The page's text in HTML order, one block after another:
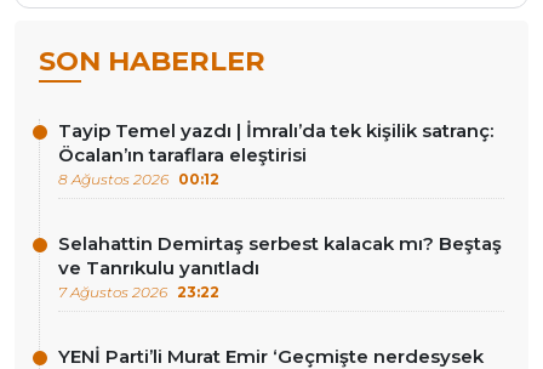
SON HABERLER
Tayip Temel yazdı | İmralı’da tek kişilik satranç:
Öcalan’ın taraflara eleştirisi
8 Ağustos 2026 00:12
Selahattin Demirtaş serbest kalacak mı? Beştaş
ve Tanrıkulu yanıtladı
7 Ağustos 2026 23:22
YENİ Parti’li Murat Emir ‘Geçmişte nerdesysek